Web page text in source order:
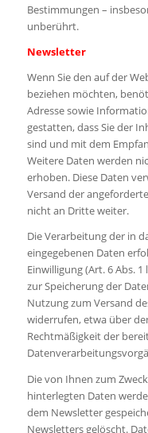
Bestimmungen –
unberührt.
Newsletter
Wenn Sie den auf der
beziehen möchten,
Adresse sowie
gestatten, dass Sie der
sind und mit dem
Weitere Daten werden
erhoben. Diese Daten
Versand der
nicht an Dritte weiter.
Die Verarbeitung der in
eingegebenen Daten
Einwilligung (Art. 6 Abs.
zur Speicherung der
Nutzung zum Versand
widerrufen, etwa über
Rechtmäßigkeit der
Die von Ihnen zum
hinterlegten Daten
dem Newsletter
Newsletters gelöscht.